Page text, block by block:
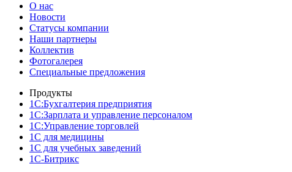
О нас
Новости
Cтатусы компании
Наши партнеры
Коллектив
Фотогалерея
Специальные предложения
Продукты
1С:Бухгалтерия предприятия
1С:Зарплата и управление персоналом
1С:Управление торговлей
1С для медицины
1С для учебных заведений
1С-Битрикс